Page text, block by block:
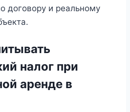
договору и реальному
налог при
аренде в